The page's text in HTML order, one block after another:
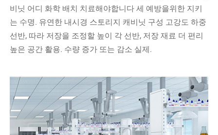
비닛 어디 화학 배치 치료해야합니다 세 예방을위한 지키
는 수명. 유연한 내시경 스토리지 캐비닛 구성 고강도 하중
선반, 따라 저장을 조정할 높이 각 선반, 저장 재료 더 편리
높은 공간 활용. 수량 증가 또는 감소 실제.